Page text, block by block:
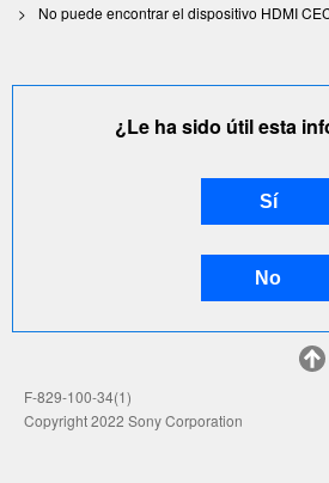
No puede encontrar el dispositivo HDMI
¿Le ha sido útil esta
F-829-100-34(1)
Copyright 2022 Sony Corporation